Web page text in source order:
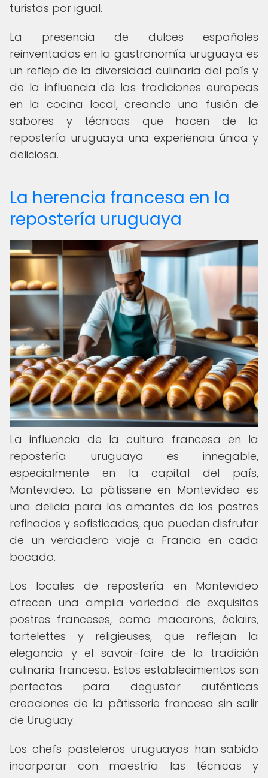
turistas por igual.
La presencia de dulces españoles
reinventados en la gastronomía uruguaya es
un reflejo de la diversidad culinaria del país y
de la influencia de las tradiciones europeas
en la cocina local, creando una fusión de
sabores y técnicas que hacen de la
repostería uruguaya una experiencia única y
deliciosa.
La herencia francesa en la
repostería uruguaya
La influencia de la cultura francesa en la
repostería uruguaya es innegable,
especialmente en la capital del país,
Montevideo. La pâtisserie en Montevideo es
una delicia para los amantes de los postres
refinados y sofisticados, que pueden disfrutar
de un verdadero viaje a Francia en cada
bocado.
Los locales de repostería en Montevideo
ofrecen una amplia variedad de exquisitos
postres franceses, como macarons, éclairs,
tartelettes y religieuses, que reflejan la
elegancia y el savoir-faire de la tradición
culinaria francesa. Estos establecimientos son
perfectos para degustar auténticas
creaciones de la pâtisserie francesa sin salir
de Uruguay.
Los chefs pasteleros uruguayos han sabido
incorporar con maestría las técnicas y